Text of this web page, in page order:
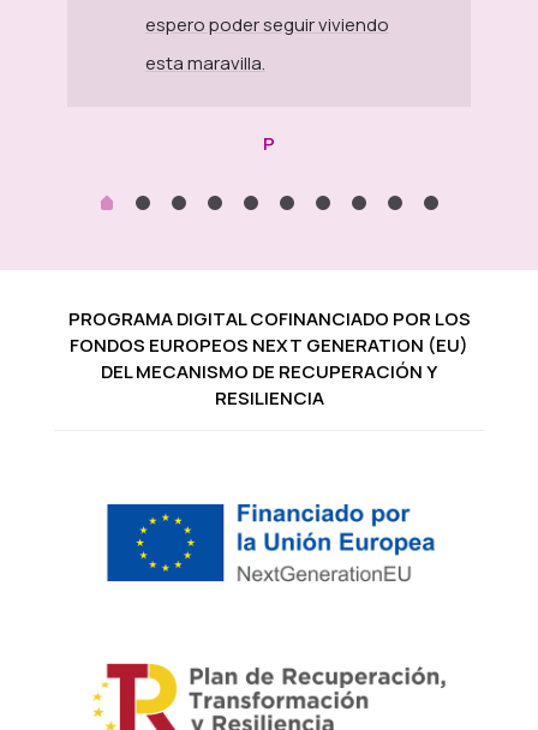
espero poder seguir viviendo
esta maravilla.
P
PROGRAMA DIGITAL COFINANCIADO POR LOS
FONDOS EUROPEOS NEXT GENERATION (EU)
DEL MECANISMO DE RECUPERACIÓN Y
RESILIENCIA